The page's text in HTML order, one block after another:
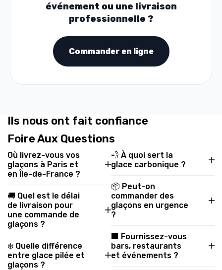
événement ou une livraison
professionnelle ?
Commander en ligne
Ils nous ont fait confiance
Foire Aux Questions
Où livrez-vous vos
glaçons à Paris et
en Île-de-France ?
🚚 Quel est le délai
de livraison pour
une commande de
glaçons ?
❄️ Quelle différence
entre glace pilée et
glaçons ?
💨 À quoi sert la
glace carbonique ?
📦 Peut-on
commander des
glaçons en urgence
?
🏢 Fournissez-vous
bars, restaurants
et événements ?